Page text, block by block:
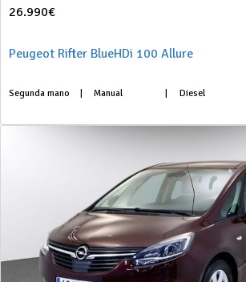
26.990€
Peugeot Rifter BlueHDi 100 Allure
Segunda mano Manual Diesel